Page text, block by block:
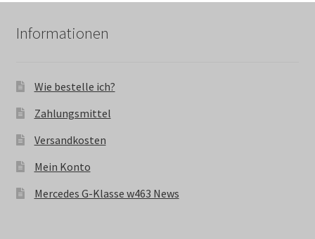
Informationen
Wie bestelle ich?
Zahlungsmittel
Versandkosten
Mein Konto
Mercedes G-Klasse w463 News